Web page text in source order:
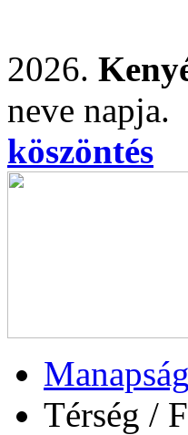
2026.
neve
köszöntés
Manapság
Térség /